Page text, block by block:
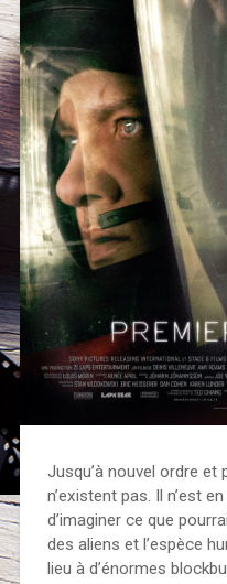
Jusqu’à nouvel ordre et
n’existent pas. Il n’est
d’imaginer ce que
des aliens et l’espèce
lieu à d’énormes